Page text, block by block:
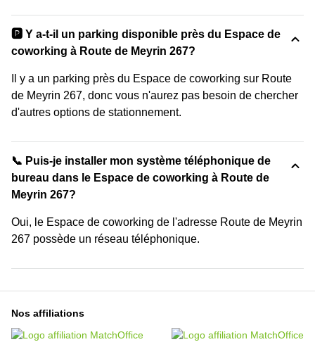
🅿️ Y a-t-il un parking disponible près du Espace de
coworking à Route de Meyrin 267?
Il y a un parking près du Espace de coworking sur Route
de Meyrin 267, donc vous n'aurez pas besoin de chercher
d'autres options de stationnement.
📞 Puis-je installer mon système téléphonique de
bureau dans le Espace de coworking à Route de
Meyrin 267?
Oui, le Espace de coworking de l'adresse Route de Meyrin
267 possède un réseau téléphonique.
Nos affiliations